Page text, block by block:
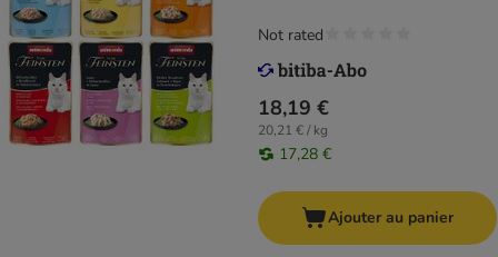
18,19 €
20,21 € / kg
17,28 €
Not rated
Ajouter au panier